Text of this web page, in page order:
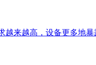
来越高，设备更多